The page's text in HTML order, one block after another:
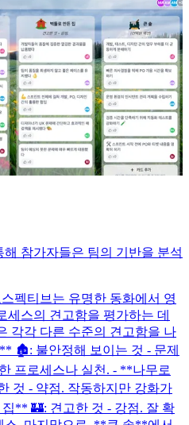
참가자들은 팀의 기반을 분석
펙티브는 유명한 동화에서 영
세스의 견고함을 평가하는 데
각각 다른 수준의 견고함을 나
🏚️: 불안정해 보이는 것 - 문제
프로세스나 실천. - **나무로
것 - 약점. 작동하지만 강화가
** 🏰: 견고한 것 - 강점. 잘 확